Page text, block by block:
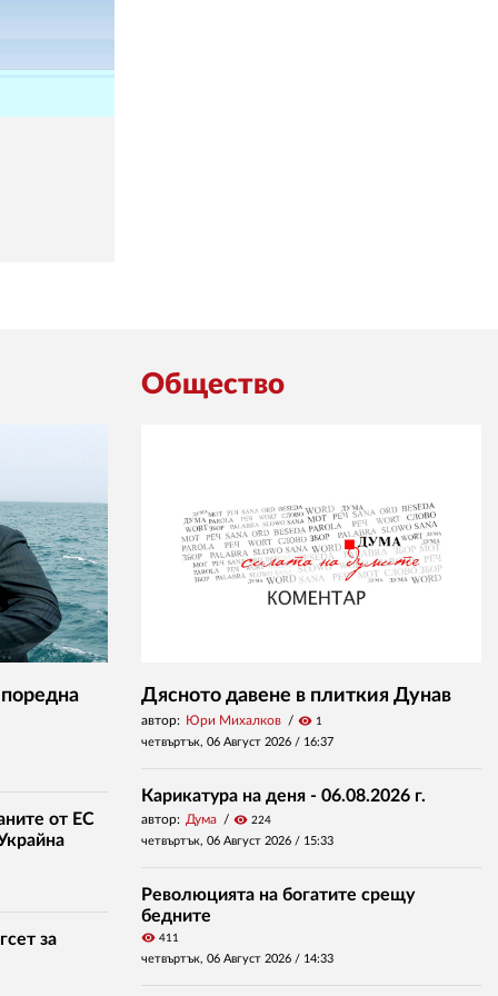
от ЕС
за
Общество
Дясното давене в плиткия Дунав
автор: Юри Михалков visibility 1
четвъртък, 06 Август 2026 / 16:37
Карикатура на деня - 06.08.2026 г.
автор: Дума visibility 224
четвъртък, 06 Август 2026 / 15:33
Революцията на богатите срещу
бедните
visibility 411
четвъртък, 06 Август 2026 / 14:33